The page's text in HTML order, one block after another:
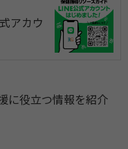
アカウ
に役立つ情報を紹介